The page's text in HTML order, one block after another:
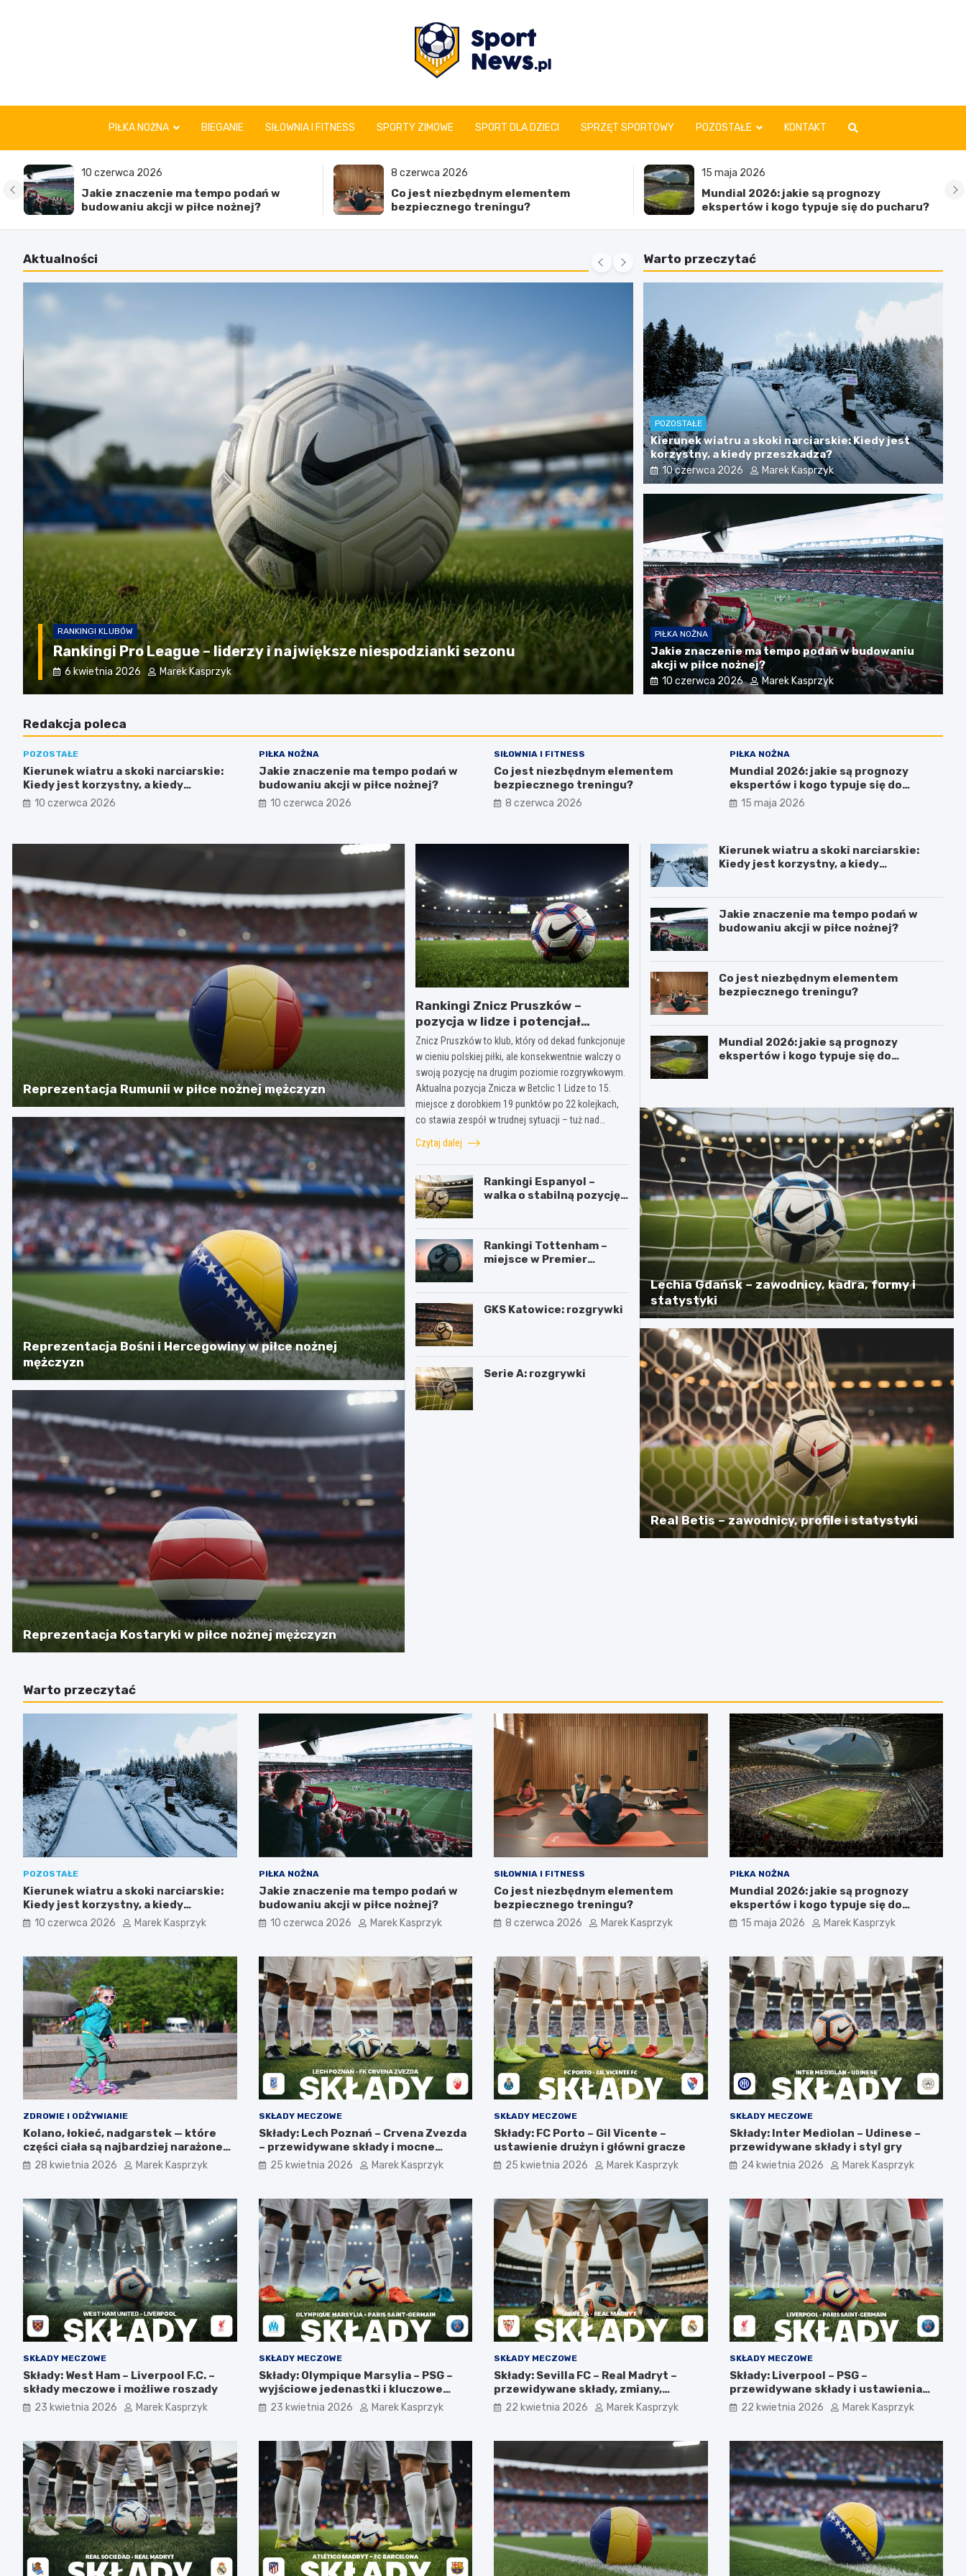
www.sportnews.pl
PIŁKA NOŻNA BIEGANIE SIŁOWNIA I FITNESS SPORTY ZIMOWE SPORT DLA DZIECI SPRZĘT SPORTOWY POZOSTAŁE KONTAKT
10 czerwca 2026
Jakie znaczenie ma tempo podań w
budowaniu akcji w piłce nożnej?
8 czerwca 2026
Co jest niezbędnym elementem
bezpiecznego treningu?
15 maja 2026
Mundial 2026: jakie są prognozy
ekspertów i kogo typuje się do pucharu?
Aktualności
RANKINGI KLUBÓW
Rankingi Pro League – liderzy i największe niespodzianki sezonu
6 kwietnia 2026 Marek Kasprzyk
RANKINGI KLUBÓW
Rankingi Ligue 1 – siła francuskich
5 kwietnia 2026 Marek Kasprzyk
Warto przeczytać
POZOSTAŁE
Kierunek wiatru a skoki narciarskie: Kiedy jest
korzystny, a kiedy przeszkadza?
10 czerwca 2026 Marek Kasprzyk
PIŁKA NOŻNA
Jakie znaczenie ma tempo podań w budowaniu
akcji w piłce nożnej?
10 czerwca 2026 Marek Kasprzyk
Redakcja poleca
POZOSTAŁE
Kierunek wiatru a skoki narciarskie:
Kiedy jest korzystny, a kiedy
przeszkadza?
10 czerwca 2026
PIŁKA NOŻNA
Jakie znaczenie ma tempo podań w
budowaniu akcji w piłce nożnej?
10 czerwca 2026
SIŁOWNIA I FITNESS
Co jest niezbędnym elementem
bezpiecznego treningu?
8 czerwca 2026
PIŁKA NOŻNA
Mundial 2026: jakie są prognozy
ekspertów i kogo typuje się do
pucharu?
15 maja 2026
Reprezentacja Rumunii w piłce nożnej mężczyzn
Reprezentacja Bośni i Hercegowiny w piłce nożnej
mężczyzn
Reprezentacja Kostaryki w piłce nożnej mężczyzn
Rankingi Znicz Pruszków –
pozycja w lidze i potencjał
drużyny
Znicz Pruszków to klub, który od dekad funkcjonuje
w cieniu polskiej piłki, ale konsekwentnie walczy o
swoją pozycję na drugim poziomie rozgrywkowym.
Aktualna pozycja Znicza w Betclic 1 Lidze to 15.
miejsce z dorobkiem 19 punktów po 22 kolejkach,
co stawia zespół w trudnej sytuacji – tuż nad…
Czytaj dalej
Rankingi Espanyol –
walka o stabilną pozycję
Rankingi Tottenham –
miejsce w Premier
GKS Katowice: rozgrywki
Serie A: rozgrywki
Kierunek wiatru a skoki narciarskie:
Kiedy jest korzystny, a kiedy
Jakie znaczenie ma tempo podań w
budowaniu akcji w piłce nożnej?
Co jest niezbędnym elementem
bezpiecznego treningu?
Mundial 2026: jakie są prognozy
ekspertów i kogo typuje się do
Lechia Gdańsk – zawodnicy, kadra, formy i
statystyki
Real Betis – zawodnicy, profile i statystyki
Warto przeczytać
POZOSTAŁE
Kierunek wiatru a skoki narciarskie:
Kiedy jest korzystny, a kiedy
przeszkadza?
10 czerwca 2026 Marek Kasprzyk
PIŁKA NOŻNA
Jakie znaczenie ma tempo podań w
budowaniu akcji w piłce nożnej?
10 czerwca 2026 Marek Kasprzyk
SIŁOWNIA I FITNESS
Co jest niezbędnym elementem
bezpiecznego treningu?
8 czerwca 2026 Marek Kasprzyk
PIŁKA NOŻNA
Mundial 2026: jakie są prognozy
ekspertów i kogo typuje się do
pucharu?
15 maja 2026 Marek Kasprzyk
ZDROWIE I ODŻYWIANIE
Kolano, łokieć, nadgarstek — które
części ciała są najbardziej narażone
podczas jazdy na rolkach?
28 kwietnia 2026 Marek Kasprzyk
SKŁADY MECZOWE
Składy: Lech Poznań – Crvena Zvezda
– przewidywane składy i mocne
strony drużyn
25 kwietnia 2026 Marek Kasprzyk
SKŁADY MECZOWE
Składy: FC Porto – Gil Vicente –
ustawienie drużyn i główni gracze
25 kwietnia 2026 Marek Kasprzyk
SKŁADY MECZOWE
Składy: Inter Mediolan – Udinese –
przewidywane składy i styl gry
24 kwietnia 2026 Marek Kasprzyk
SKŁADY MECZOWE
Składy: West Ham – Liverpool F.C. –
składy meczowe i możliwe roszady
23 kwietnia 2026 Marek Kasprzyk
SKŁADY MECZOWE
Składy: Olympique Marsylia – PSG –
wyjściowe jedenastki i kluczowe
pojedynki
23 kwietnia 2026 Marek Kasprzyk
SKŁADY MECZOWE
Składy: Sevilla FC – Real Madryt –
przewidywane składy, zmiany,
absencje
22 kwietnia 2026 Marek Kasprzyk
SKŁADY MECZOWE
Składy: Liverpool – PSG –
przewidywane składy i ustawienia
taktyczne
22 kwietnia 2026 Marek Kasprzyk